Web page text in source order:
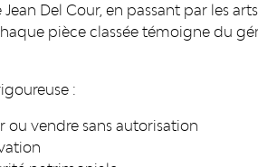
Del Cour, en passant par les
pièce classée témoigne du
:
ou vendre sans autorisation